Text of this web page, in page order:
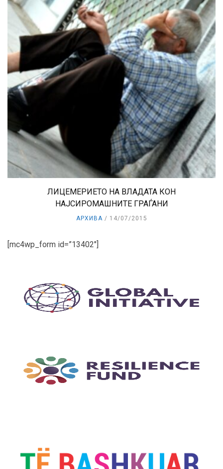
ЛИЦЕМЕРИЕТО НА ВЛАДАТА КОН
НАЈСИРОМАШНИТЕ ГРАЃАНИ
АРХИВА 14/07/2015
[mc4wp_form id=”13402″]